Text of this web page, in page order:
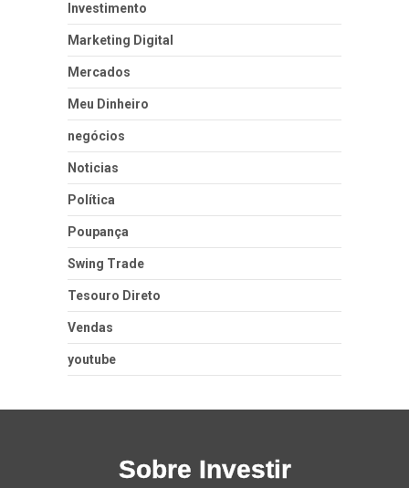
Investimento
Marketing Digital
Mercados
Meu Dinheiro
negócios
Noticias
Política
Poupança
Swing Trade
Tesouro Direto
Vendas
youtube
Sobre Investir